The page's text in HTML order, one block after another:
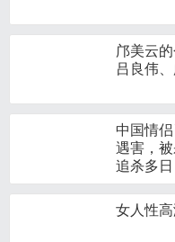
邝美云
吕良伟
中国情
遇害，
追杀多
女人性